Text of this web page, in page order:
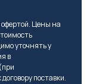
Цены на
уточнять у
в
поставки.